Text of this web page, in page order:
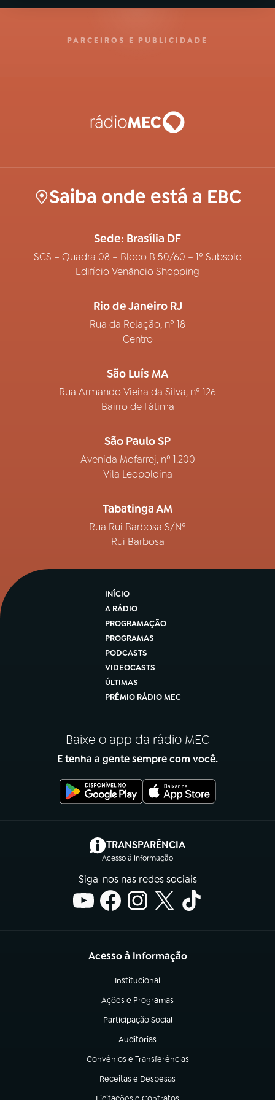
PARCEIROS E PUBLICIDADE
Saiba onde está a EBC
Sede: Brasília DF
SCS – Quadra 08 – Bloco B 50/60 – 1º Subsolo
Edifício Venâncio Shopping
Rio de Janeiro RJ
Rua da Relação, nº 18
Centro
São Luís MA
Rua Armando Vieira da Silva, nº 126
Bairro de Fátima
São Paulo SP
Avenida Mofarrej, nº 1.200
Vila Leopoldina
Tabatinga AM
Rua Rui Barbosa S/Nº
Rui Barbosa
INÍCIO
A RÁDIO
PROGRAMAÇÃO
PROGRAMAS
PODCASTS
VIDEOCASTS
ÚLTIMAS
PRÊMIO RÁDIO MEC
Baixe o app da rádio MEC
E tenha a gente sempre com você.
TRANSPARÊNCIA
Acesso à Informação
(abre em nova aba)
Siga-nos nas redes sociais
Acesso à Informação
Institucional
(abre em nova aba)
Ações e Programas
(abre em nova aba)
Participação Social
(abre em nova aba)
Auditorias
(abre em nova aba)
Convênios e Transferências
(abre em nova aba)
Receitas e Despesas
(abre em nova aba)